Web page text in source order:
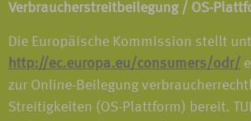
Verbraucherstreitbeilegung / OS-
Die Europäische Kommission stellt
http://ec.europa.eu/consumers/odr/
zur Online-Beilegung
Streitigkeiten (OS-Plattform) bereit.